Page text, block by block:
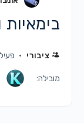
ציבורי
מובילה: